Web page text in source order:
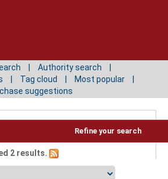
Authority search
Tag cloud
Most popular
suggestions
Refine your search
2 results.